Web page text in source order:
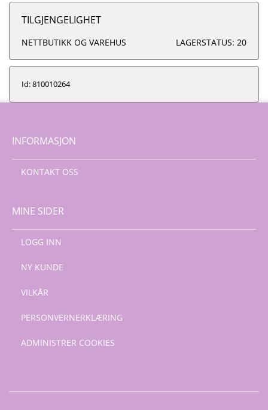
TILGJENGELIGHET
NETTBUTIKK OG VAREHUS LAGERSTATUS: 20
Id: 810010264
INFORMASJON
KONTAKT OSS
MINE SIDER
LOGG INN
NY KUNDE
VILKÅR
PERSONVERNERKLÆRING
ADMINISTRER COOKIES